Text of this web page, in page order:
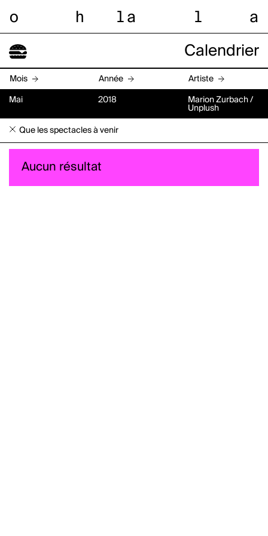
o h l a l a
Calendrier
Mois Année Artiste
Mai 2018
Marion Zurbach /
Unplush
Que les spectacles à venir
Aucun résultat